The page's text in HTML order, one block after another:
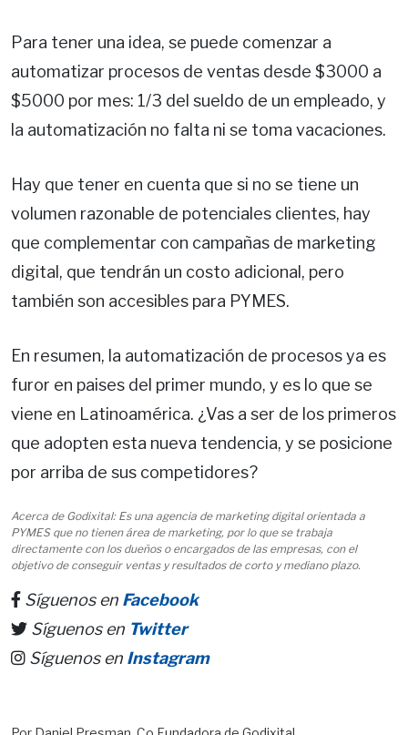
Para tener una idea, se puede comenzar a
automatizar procesos de ventas desde $3000 a
$5000 por mes: 1/3 del sueldo de un empleado, y
la automatización no falta ni se toma vacaciones.
Hay que tener en cuenta que si no se tiene un
volumen razonable de potenciales clientes, hay
que complementar con campañas de marketing
digital, que tendrán un costo adicional, pero
también son accesibles para PYMES.
En resumen, la automatización de procesos ya es
furor en paises del primer mundo, y es lo que se
viene en Latinoamérica. ¿Vas a ser de los primeros
que adopten esta nueva tendencia, y se posicione
por arriba de sus competidores?
Acerca de Godixital: Es una agencia de marketing digital orientada a
PYMES que no tienen área de marketing, por lo que se trabaja
directamente con los dueños o encargados de las empresas, con el
objetivo de conseguir ventas y resultados de corto y mediano plazo.
Síguenos en Facebook
Síguenos en Twitter
Síguenos en Instagram